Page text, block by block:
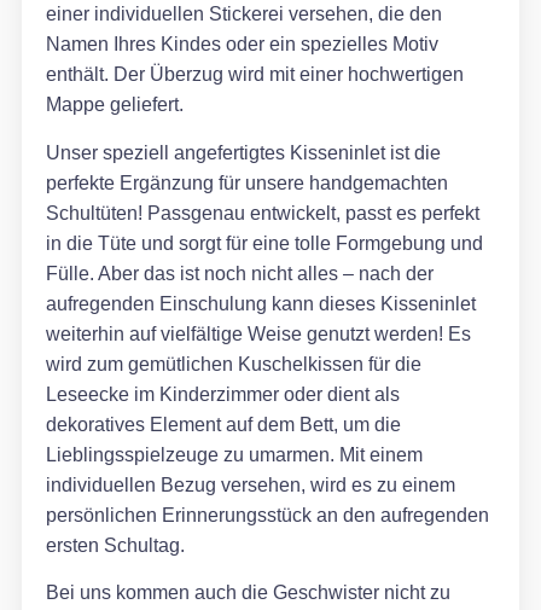
einer individuellen Stickerei versehen, die den
Namen Ihres Kindes oder ein spezielles Motiv
enthält. Der Überzug wird mit einer hochwertigen
Mappe geliefert.
Unser speziell angefertigtes Kisseninlet ist die
perfekte Ergänzung für unsere handgemachten
Schultüten! Passgenau entwickelt, passt es perfekt
in die Tüte und sorgt für eine tolle Formgebung und
Fülle. Aber das ist noch nicht alles – nach der
aufregenden Einschulung kann dieses Kisseninlet
weiterhin auf vielfältige Weise genutzt werden! Es
wird zum gemütlichen Kuschelkissen für die
Leseecke im Kinderzimmer oder dient als
dekoratives Element auf dem Bett, um die
Lieblingsspielzeuge zu umarmen. Mit einem
individuellen Bezug versehen, wird es zu einem
persönlichen Erinnerungsstück an den aufregenden
ersten Schultag.
Bei uns kommen auch die Geschwister nicht zu